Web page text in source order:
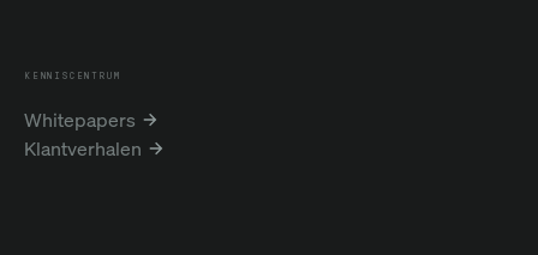
KENNISCENTRUM
Whitepapers
Klantverhalen